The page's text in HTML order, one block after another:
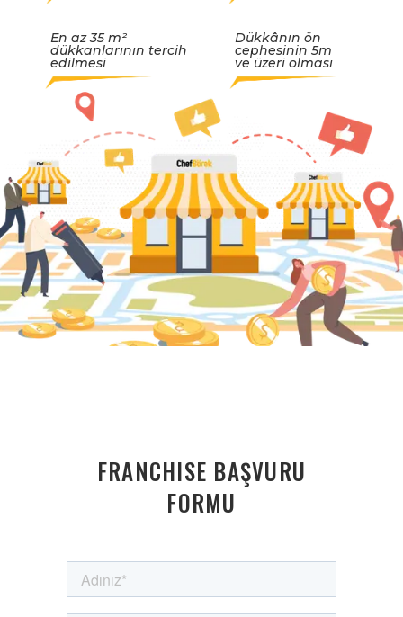
En az 35 m²
dükkanlarının tercih
edilmesi
Dükkânın ön
cephesinin 5m
ve üzeri olması
FRANCHISE BAŞVURU
FORMU